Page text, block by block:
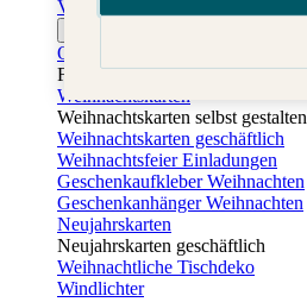
Vatertagskarten
Osterkarten
Fotogeschenke zu Ostern
Weihnachtskarten
Weihnachtskarten selbst gestalten
Weihnachtskarten geschäftlich
Weihnachtsfeier Einladungen
Geschenkaufkleber Weihnachten
Geschenkanhänger Weihnachten
Neujahrskarten
Neujahrskarten geschäftlich
Weihnachtliche Tischdeko
Windlichter